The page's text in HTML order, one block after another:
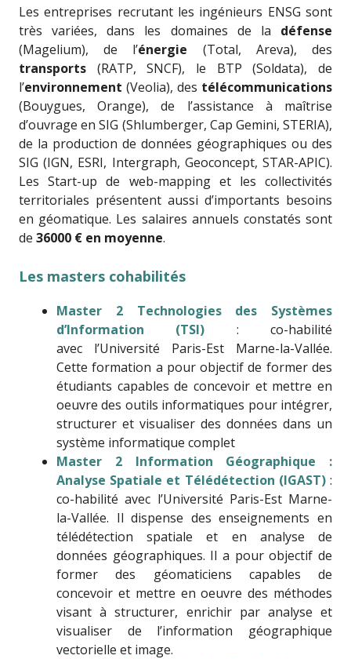
Les entreprises recrutant les ingénieurs ENSG sont
très variées, dans les domaines de la défense
(Magelium), de l’énergie (Total, Areva), des
transports (RATP, SNCF), le BTP (Soldata), de
l’environnement (Veolia), des télécommunications
(Bouygues, Orange), de l’assistance à maîtrise
d’ouvrage en SIG (Shlumberger, Cap Gemini, STERIA),
de la production de données géographiques ou des
SIG (IGN, ESRI, Intergraph, Geoconcept, STAR-APIC).
Les Start-up de web-mapping et les collectivités
territoriales présentent aussi d’importants besoins
en géomatique. Les salaires annuels constatés sont
de 36000 € en moyenne.
Les masters cohabilités
Master 2 Technologies des Systèmes
d’Information (TSI) : co-habilité
avec l’Université Paris-Est Marne-la-Vallée.
Cette formation a pour objectif de former des
étudiants capables de concevoir et mettre en
oeuvre des outils informatiques pour intégrer,
structurer et visualiser des données dans un
système informatique complet
Master 2 Information Géographique :
Analyse Spatiale et Télédétection (IGAST) :
co-habilité avec l’Université Paris-Est Marne-
la-Vallée. Il dispense des enseignements en
télédétection spatiale et en analyse de
données géographiques. Il a pour objectif de
former des géomaticiens capables de
concevoir et mettre en oeuvre des méthodes
visant à structurer, enrichir par analyse et
visualiser de l’information géographique
vectorielle et image.